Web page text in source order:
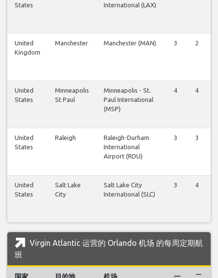
States
International (LAX)
United
Kingdom
Manchester Manchester (MAN) 3 2
United
States
Minneapolis
St Paul
Minneapolis - St.
Paul International
(MSP)
4 4
United
States
Raleigh
Raleigh-Durham
International
Airport (RDU)
3 3
United
States
Salt Lake
City
Salt Lake City
International (SLC)
3 4
Virgin Atlantic 运营的 Orlando 机场 的每周定期航
班